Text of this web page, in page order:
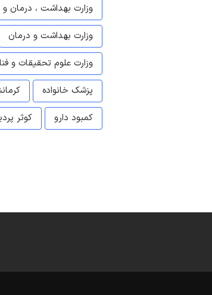
وزارت بهداشت ، درمان
وزارت بهداشت و درمان
وزارت علوم تحقیقات و
پزشک خانواده
کمبود دارو
کوثر